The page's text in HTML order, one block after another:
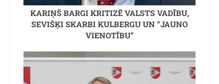
KARIŅŠ BARGI KRITIZĒ VALSTS VADĪBU,
SEVIŠĶI SKARBI KULBERGU UN “JAUNO
VIENOTĪBU”